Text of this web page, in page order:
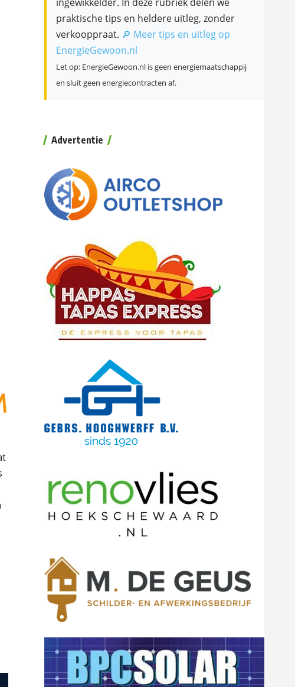
praktische tips en heldere uitleg, zonder
verkooppraat. 🔎 Meer tips en uitleg op
EnergieGewoon.nl
Let op: EnergieGewoon.nl is geen energiemaatschappij
en sluit geen energiecontracten af.
Advertentie